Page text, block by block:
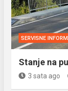
SERVISNE
Stanje na
3 sata ago